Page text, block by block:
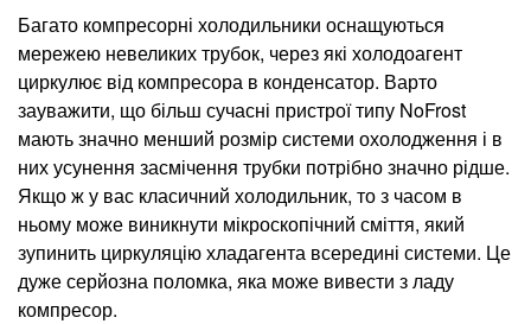
Багато компресорні холодильники оснащуються
мережею невеликих трубок, через які холодоагент
циркулює від компресора в конденсатор. Варто
зауважити, що більш сучасні пристрої типу NoFrost
мають значно менший розмір системи охолодження і в
них усунення засмічення трубки потрібно значно рідше.
Якщо ж у вас класичний холодильник, то з часом в
ньому може виникнути мікроскопічний сміття, який
зупинить циркуляцію хладагента всередині системи. Це
дуже серйозна поломка, яка може вивести з ладу
компресор.